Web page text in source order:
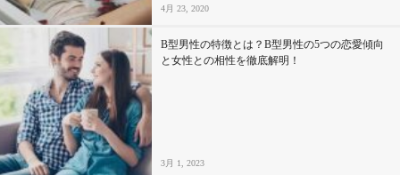
驚き
4月 23, 2020
B型男性の特徴とは？B型男性の5つの恋愛傾向
と女性との相性を徹底解明！
3月 1, 2023